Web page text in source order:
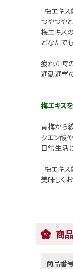
「梅エキ
つやつや
梅エキス
どなたで
疲れた時
通勤通学
梅エキス
青梅から
クエン酸
日常生活
「梅エキ
美味しく
商
商品番